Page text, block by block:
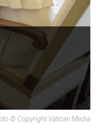
© Copyright Vatican Media